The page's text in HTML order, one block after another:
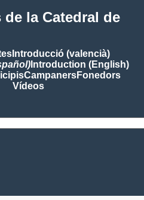
de la Catedral de
Introducció (valencià)
Introduction (English)
CampanersFonedors
Vídeos